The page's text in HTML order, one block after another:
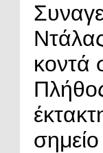
κοντά
σημείο